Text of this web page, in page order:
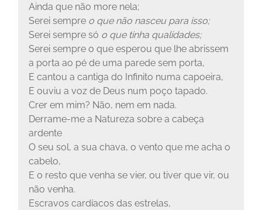
Ainda que não more nela;
Serei sempre o que não nasceu para isso;
Serei sempre só o que tinha qualidades;
Serei sempre o que esperou que lhe abrissem
a porta ao pé de uma parede sem porta,
E cantou a cantiga do Infinito numa capoeira,
E ouviu a voz de Deus num poço tapado.
Crer em mim? Não, nem em nada.
Derrame-me a Natureza sobre a cabeça
ardente
O seu sol, a sua chava, o vento que me acha o
cabelo,
E o resto que venha se vier, ou tiver que vir, ou
não venha.
Escravos cardíacos das estrelas,